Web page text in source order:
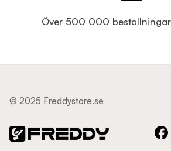
Över 500 000
© 2025 Freddystore.se